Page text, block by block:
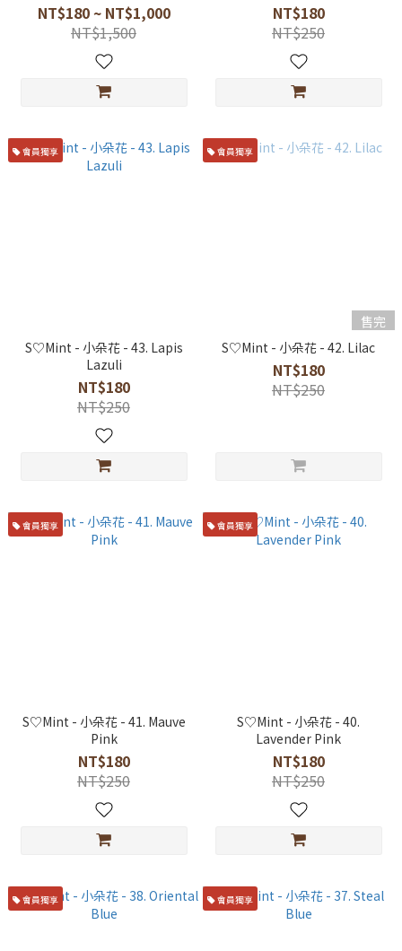
NT$180 ~ NT$1,000
NT$1,500
NT$180
NT$250
會員獨享
S♡Mint - 小朵花 - 43. Lapis
Lazuli
NT$180
NT$250
會員獨享
售完
S♡Mint - 小朵花 - 42. Lilac
NT$180
NT$250
會員獨享
S♡Mint - 小朵花 - 41. Mauve
Pink
NT$180
NT$250
會員獨享
S♡Mint - 小朵花 - 40.
Lavender Pink
NT$180
NT$250
會員獨享 會員獨享